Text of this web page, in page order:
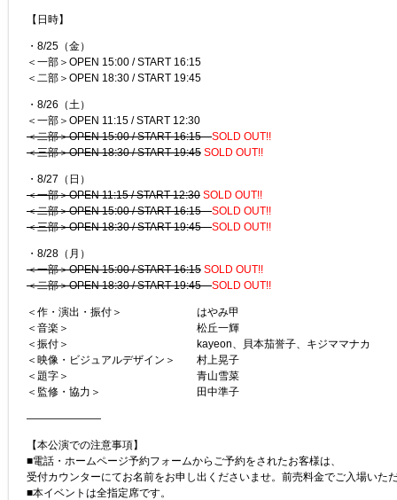
【日時】
・8/25（金）
＜一部＞OPEN 15:00 / START 16:15
＜二部＞OPEN 18:30 / START 19:45
・8/26（土）
＜一部＞OPEN 11:15 / START 12:30
＜二部＞OPEN 15:00 / START 16:15SOLD OUT!!
＜三部＞OPEN 18:30 / START 19:45 SOLD OUT!!
・8/27（日）
＜一部＞OPEN 11:15 / START 12:30 SOLD OUT!!
＜二部＞OPEN 15:00 / START 16:15SOLD OUT!!
＜三部＞OPEN 18:30 / START 19:45SOLD OUT!!
・8/28（月）
＜一部＞OPEN 15:00 / START 16:15 SOLD OUT!!
＜二部＞OPEN 18:30 / START 19:45SOLD OUT!!
＜作・演出・振付＞ はやみ甲
＜音楽＞ 松丘一輝
＜振付＞ kayeon、貝本茄誉子、キジママナカ
＜映像・ビジュアルデザイン＞ 村上晃子
＜題字＞ 青山雪菜
＜監修・協力＞ 田中準子
———————
【本公演での注意事項】
■電話・ホームページ予約フォームからご予約をされたお客様は、
受付カウンターにてお名前をお申し出くださいませ。前売料金でご入場いた
■本イベントは全指定席です。